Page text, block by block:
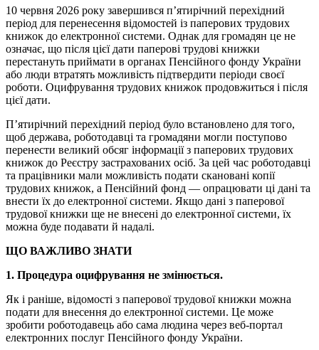
10 червня 2026 року завершився п’ятирічний перехідний
період для перенесення відомостей із паперових трудових
книжок до електронної системи. Однак для громадян це не
означає, що після цієї дати паперові трудові книжки
перестануть приймати в органах Пенсійного фонду України
або люди втратять можливість підтвердити періоди своєї
роботи. Оцифрування трудових книжок продовжиться і після
цієї дати.
П’ятирічний перехідний період було встановлено для того,
щоб держава, роботодавці та громадяни могли поступово
перенести великий обсяг інформації з паперових трудових
книжок до Реєстру застрахованих осіб. За цей час роботодавці
та працівники мали можливість подати скановані копії
трудових книжок, а Пенсійний фонд — опрацювати ці дані та
внести їх до електронної системи. Якщо дані з паперової
трудової книжки ще не внесені до електронної системи, їх
можна буде подавати й надалі.
ЩО ВАЖЛИВО ЗНАТИ
1. Процедура оцифрування не змінюється.
Як і раніше, відомості з паперової трудової книжки можна
подати для внесення до електронної системи. Це може
зробити роботодавець або сама людина через веб-портал
електронних послуг Пенсійного фонду України.